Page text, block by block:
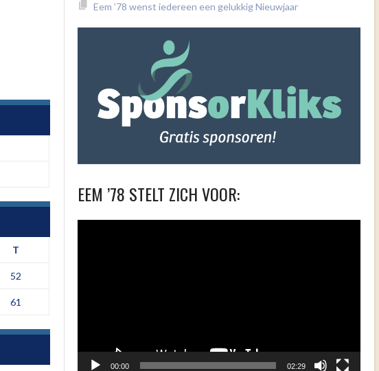
T
52
61
Eem ’78 wenst iedereen een gelukkig Nieuwjaar
EEM ’78 STELT ZICH VOOR:
00:00 02:29